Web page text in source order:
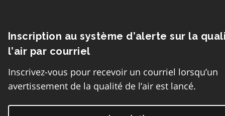
Inscription au système d’alerte sur la
l’air par courriel
Inscrivez-vous pour recevoir un courriel lorsqu’un
avertissement de la qualité de l’air est lancé.